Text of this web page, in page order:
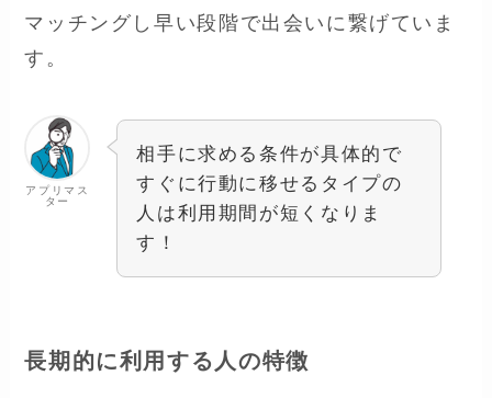
マッチングし早い段階で出会いに繋げていま
す。
アプリマス
ター
相手に求める条件が具体的で
すぐに行動に移せるタイプの
人は利用期間が短くなりま
す！
長期的に利用する人の特徴